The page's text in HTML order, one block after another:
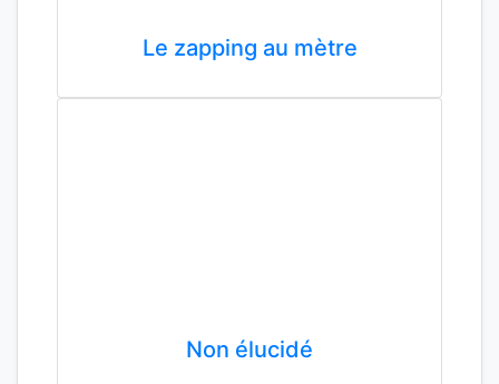
Le zapping au mètre
Non élucidé